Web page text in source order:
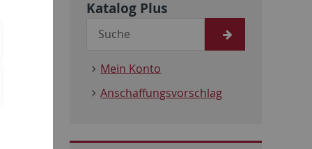
Katalog Plus
Mein Konto
Anschaffungsvorschlag